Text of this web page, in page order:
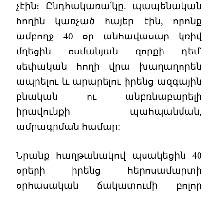
չէին։ Ընդհակառա՛կը. պապենական
հողին կառչած հայեր էին, որոնք
ամբողջ 40 օր անհավասար կռիվ
մղեցին օսմանյան զորքի դեմ՝
սեփական հողի վրա խաղաղորեն
ապրելու և արարելու իրենց ազգային
բնական ու անբռնաբարելի
իրավունքի պահպանման,
ամրագրման համար:
Նրանք հաղթանակով պսակեցին 40
օրերի իրենց հերոսամարտի
օրհասական ճակատումի բոլոր